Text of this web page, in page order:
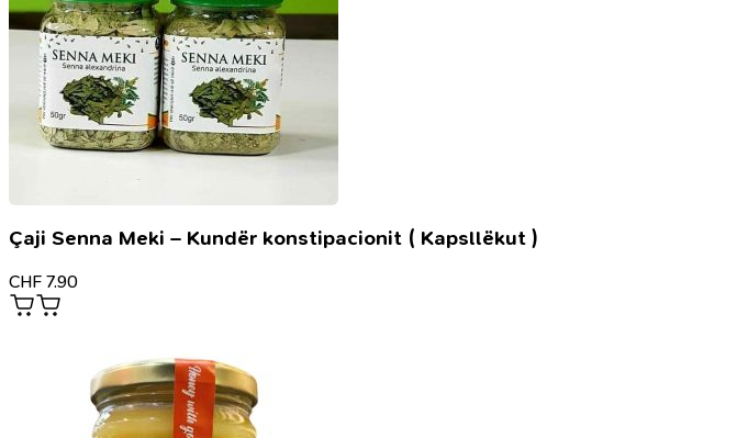
Çaji Senna Meki – Kundër konstipacionit ( Kapsllëkut )
CHF 7.90